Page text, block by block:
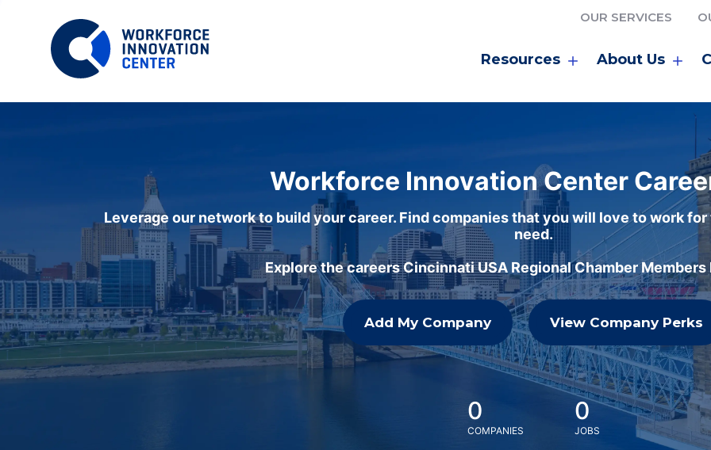
OUR SERVICES
Resources About Us
Workforce Innovation Center
Leverage our network to build your career. Find companies that you will love to work
need.
Explore the careers Cincinnati USA Regional Chamber
Add My Company View Company Perks
0
COMPANIES
0
JOBS